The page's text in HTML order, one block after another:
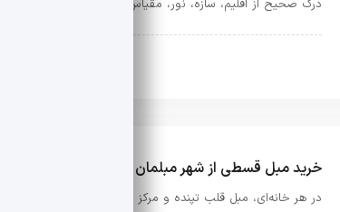
درک صحیح از اقلیم، سازه، نور، مقیاس و نحوه اجرای جزئیات
خرید مبل قسطی از شهر مبلمان اصفهان؛ لوکس‌ترین
در هر خانه‌ای، مبل قلب تپنده و مرکز آرامش است. اما